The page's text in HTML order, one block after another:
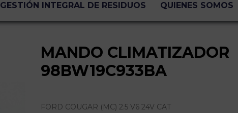
GESTIÓN INTEGRAL DE RESIDUOS QUIENES SOMOS
MANDO CLIMATIZADOR
98BW19C933BA
FORD COUGAR (MC) 2.5 V6 24V CAT